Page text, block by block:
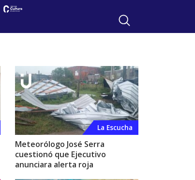
La Escucha
Meteorólogo José Serra
cuestionó que Ejecutivo
anunciara alerta roja